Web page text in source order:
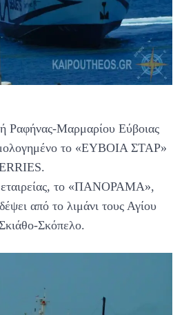
Ραφήνας-Μαρμαρίου Εύβοιας
το «ΕΥΒΟΙΑ ΣΤΑΡ»
εταιρείας, το «ΠΑΝΟΡΑΜΑ»,
από το λιμάνι τους Αγίου
Σκόπελο.